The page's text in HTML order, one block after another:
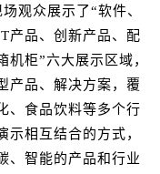
观众展示了“软件、
产品、创新产品、配
柜”六大展示区域，
产品、解决方案，覆
、食品饮料等多个行
示相互结合的方式，
、智能的产品和行业